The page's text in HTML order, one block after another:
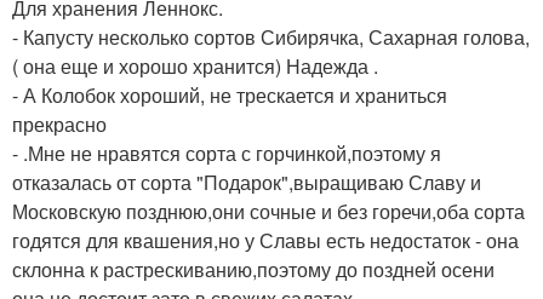
Для хранения Леннокс.
- Капусту несколько сортов Сибирячка, Сахарная голова,
( она еще и хорошо хранится) Надежда .
- А Колобок хороший, не трескается и храниться
прекрасно
- .Мне не нравятся сорта с горчинкой,поэтому я
отказалась от сорта "Подарок",выращиваю Славу и
Московскую позднюю,они сочные и без горечи,оба сорта
годятся для квашения,но у Славы есть недостаток - она
склонна к растрескиванию,поэтому до поздней осени